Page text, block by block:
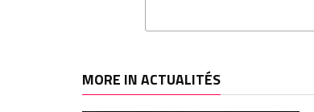
MORE IN ACTUALITÉS